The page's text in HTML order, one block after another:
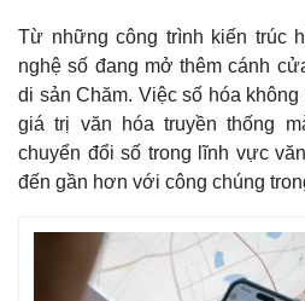
Từ những công trình kiến trúc
nghệ số đang mở thêm cánh
di sản Chăm. Việc số hóa
giá trị văn hóa truyền thống
chuyển đổi số trong lĩnh vực
đến gần hơn với công chúng